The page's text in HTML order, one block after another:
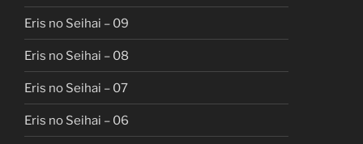
Eris no Seihai – 09
Eris no Seihai – 08
Eris no Seihai – 07
Eris no Seihai – 06